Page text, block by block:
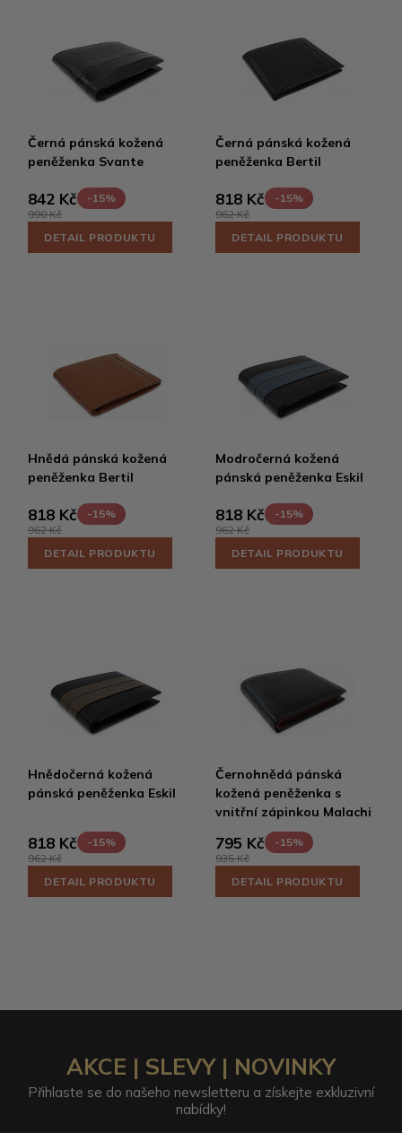
Černá pánská kožená
peněženka Svante
842 Kč
-15%
990 Kč
DETAIL PRODUKTU
Černá pánská kožená
peněženka Bertil
818 Kč
-15%
962 Kč
DETAIL PRODUKTU
Hnědá pánská kožená
peněženka Bertil
818 Kč
-15%
962 Kč
DETAIL PRODUKTU
Modročerná kožená
pánská peněženka Eskil
818 Kč
-15%
962 Kč
DETAIL PRODUKTU
Hnědočerná kožená
pánská peněženka Eskil
818 Kč
-15%
962 Kč
DETAIL PRODUKTU
Černohnědá pánská
kožená peněženka s
vnitřní zápinkou Malachi
795 Kč
-15%
935 Kč
DETAIL PRODUKTU
AKCE | SLEVY | NOVINKY
Přihlaste se do našeho newsletteru a získejte exkluzivní
nabídky!